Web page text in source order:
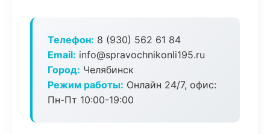
Телефон: 8 (930) 562 61 84
Email: info@spravochnikonli195.ru
Город: Челябинск
Режим работы: Онлайн 24/7, офис:
Пн-Пт 10:00-19:00